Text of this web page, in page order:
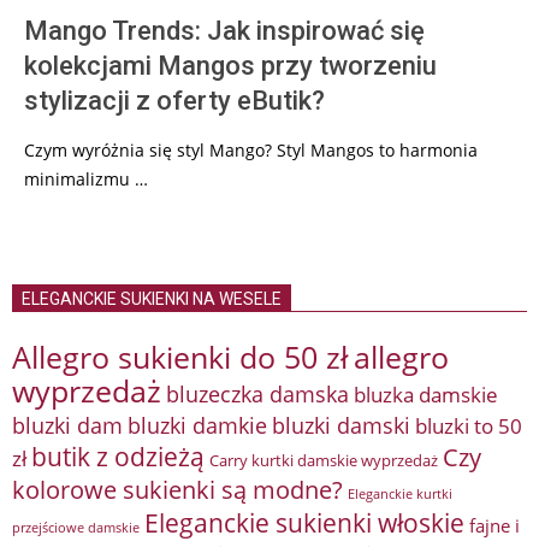
Mango Trends: Jak inspirować się
kolekcjami Mangos przy tworzeniu
stylizacji z oferty eButik?
Czym wyróżnia się styl Mango? Styl Mangos to harmonia
minimalizmu …
ELEGANCKIE SUKIENKI NA WESELE
Allegro sukienki do 50 złallegro
wyprzedaż bluzeczka damska bluzka damskie
bluzki dam bluzki damkie bluzki damski bluzki to 50
zł butik z odzieżą Carry kurtki damskie wyprzedaż Czy
kolorowe sukienki są modne? Eleganckie kurtki
przejściowe damskie Eleganckie sukienki włoskie fajne i